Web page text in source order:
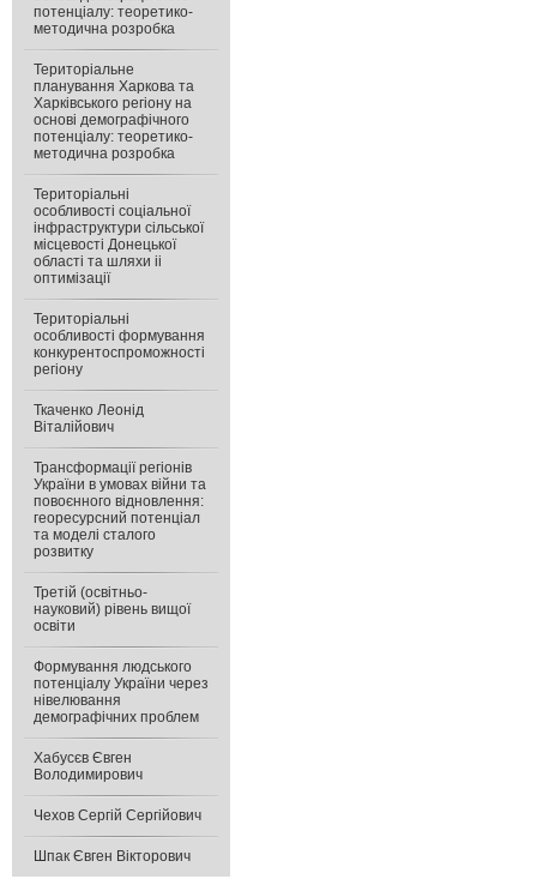
потенціалу: теоретико-
методична розробка
Територіальне
планування Харкова та
Харківського регіону на
основі демографічного
потенціалу: теоретико-
методична розробка
Територіальні
особливості соціальної
інфраструктури сільської
місцевості Донецької
області та шляхи іі
оптимізації
Територіальні
особливості формування
конкурентоспроможності
регіону
Ткаченко Леонід
Віталійович
Трансформації регіонів
України в умовах війни та
повоєнного відновлення:
георесурсний потенціал
та моделі сталого
розвитку
Третій (освітньо-
науковий) рівень вищої
освіти
Формування людського
потенціалу України через
нівелювання
демографічних проблем
Хабусєв Євген
Володимирович
Чехов Сергій Сергійович
Шпак Євген Вікторович